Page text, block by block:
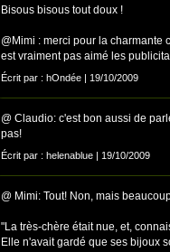
Bisous bisous tout doux !
@Mimi : merci pour la charmante
est vraiment pas aimé les
Écrit par : hOndée | 19/10/2009
@ Claudio: c'est bon aussi de
pas!
Écrit par : helenablue | 19/10/2009
@ Mimi: Tout! Non, mais
"La très-chère était nue, et,
Elle n'avait gardé que ses bijoux